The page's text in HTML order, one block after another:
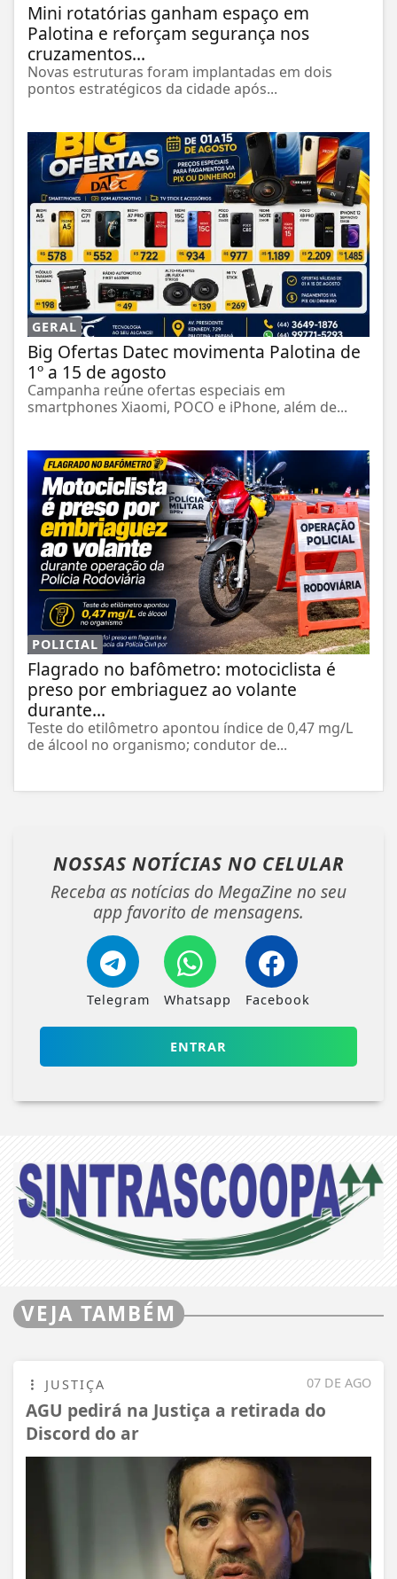
Mini rotatórias ganham espaço em
Palotina e reforçam segurança nos
cruzamentos...
Novas estruturas foram implantadas em dois
pontos estratégicos da cidade após...
GERAL
Big Ofertas Datec movimenta Palotina de
1º a 15 de agosto
Campanha reúne ofertas especiais em
smartphones Xiaomi, POCO e iPhone, além de...
POLICIAL
Flagrado no bafômetro: motociclista é
preso por embriaguez ao volante
durante...
Teste do etilômetro apontou índice de 0,47 mg/L
de álcool no organismo; condutor de...
NOSSAS NOTÍCIAS NO CELULAR
Receba as notícias do MegaZine no seu
app favorito de mensagens.
Telegram Whatsapp Facebook
ENTRAR
VEJA TAMBÉM
07 DE AGO
JUSTIÇA
AGU pedirá na Justiça a retirada do
Discord do ar